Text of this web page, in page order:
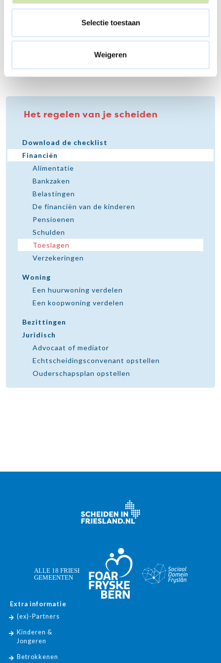
Selectie toestaan
Weigeren
Meer over recht op kindgebonden budget
Het regelen van je scheiden
Download de checklist
Financiën
Alimentatie
Bankzaken
Belastingen
De financiën van de kinderen
Pensioenen
Schulden
Toeslagen
Verzekeringen
Woning
Een huurwoning verdelen
Een koopwoning verdelen
Bezittingen
Juridisch
Advocaat of mediator
Echtscheidingsconvenant opstellen
Ouderschapsplan opstellen
Extra informatie
(ex)-Partners
Kinderen &
Jongeren
Betrokkenen